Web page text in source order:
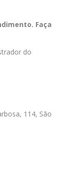
Faça
do
114, São